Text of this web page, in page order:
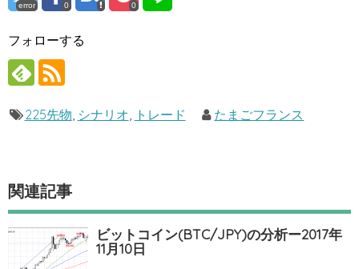
error 0 0
フォローする
225先物, シナリオ, トレード たまごフランス
関連記事
ビットコイン(BTC/JPY)の分析ー2017年
11月10日